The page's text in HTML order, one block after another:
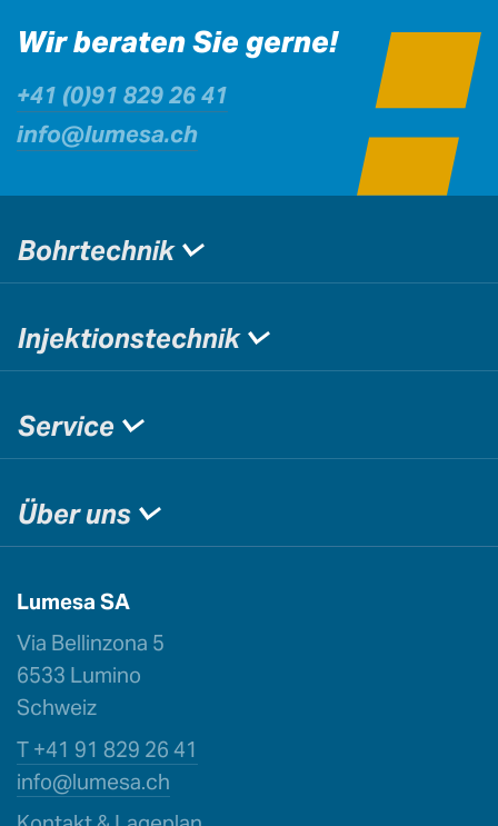
Wir beraten Sie gerne!
+41 (0)91 829 26 41
info@lumesa.ch
Bohrtechnik
Injektionstechnik
Service
Über uns
Lumesa SA
Via Bellinzona 5
6533 Lumino
Schweiz
T +41 91 829 26 41
info@lumesa.ch